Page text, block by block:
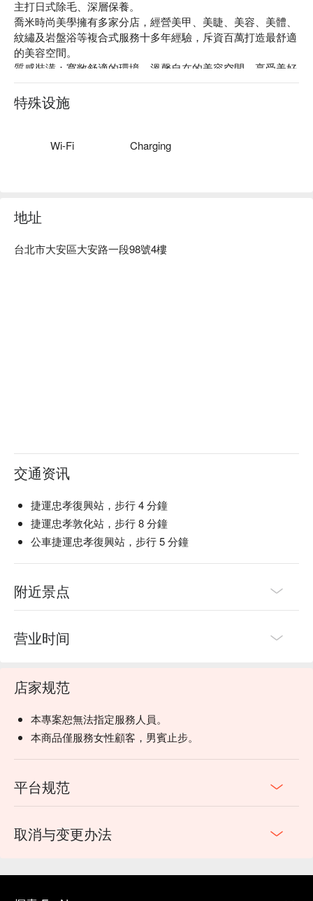
主打日式除毛、深層保養。
喬米時尚美學擁有多家分店，經營美甲、美睫、美容、美體、
紋繡及岩盤浴等複合式服務十多年經驗，斥資百萬打造最舒適
的美容空間。
質感裝潢：寬敞舒適的環境，溫馨自在的美容空間，享受美好
的放鬆時光。
口碑好評：擁有近 5 顆星高分的 Google / Facebook 好評，使
用 FunNow 預訂享優惠免排隊。
約 10 分鐘。
特殊设施
Wi-Fi Charging
地址
台北市大安區大安路一段98號4樓
交通资讯
捷運忠孝復興站，步行 4 分鐘
捷運忠孝敦化站，步行 8 分鐘
公車捷運忠孝復興站，步行 5 分鐘
附近景点
营业时间
店家规范
本專案恕無法指定服務人員。
本商品僅服務女性顧客，男賓止步。
平台规范
取消与变更办法